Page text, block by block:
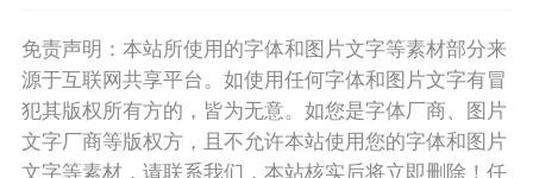
免责声明：本站所使用的字体和图片文字等素材部分来
源于互联网共享平台。如使用任何字体和图片文字有冒
犯其版权所有方的，皆为无意。如您是字体厂商、图片
文字厂商等版权方，且不允许本站使用您的字体和图片
文字等素材，请联系我们，本站核实后将立即删除！任